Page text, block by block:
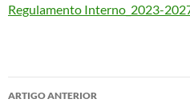
Regulamento Interno_2023-
Navegação
ARTIGO ANTERIOR